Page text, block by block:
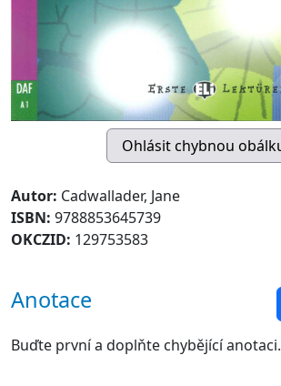
Autor: Cadwallader, Jane
ISBN: 9788853645739
OKCZID: 129753583
Anotace
Buďte první a doplňte chybějící anotaci.